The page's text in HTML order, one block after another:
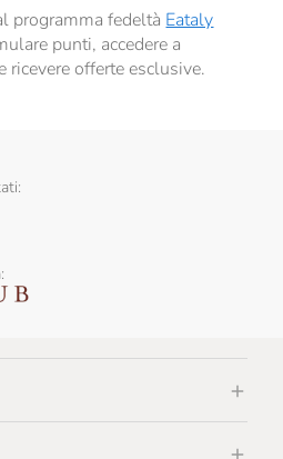
programma fedeltà Eataly
punti, accedere a
ricevere offerte esclusive.